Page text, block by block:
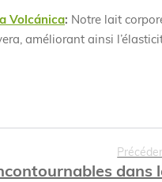
Volcánica: Notre lait
améliorant ainsi
dans